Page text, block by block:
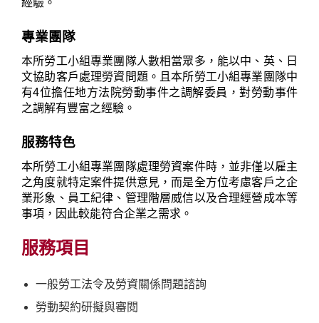
經驗。
專業團隊
本所勞工小組專業團隊人數相當眾多，能以中、英、日
文協助客戶處理勞資問題。且本所勞工小組專業團隊中
有4位擔任地方法院勞動事件之調解委員，對勞動事件
之調解有豐富之經驗。
服務特色
本所勞工小組專業團隊處理勞資案件時，並非僅以雇主
之角度就特定案件提供意見，而是全方位考慮客戶之企
業形象、員工紀律、管理階層威信以及合理經營成本等
事項，因此較能符合企業之需求。
服務項目
一般勞工法令及勞資關係問題諮詢
勞動契約研擬與審閱